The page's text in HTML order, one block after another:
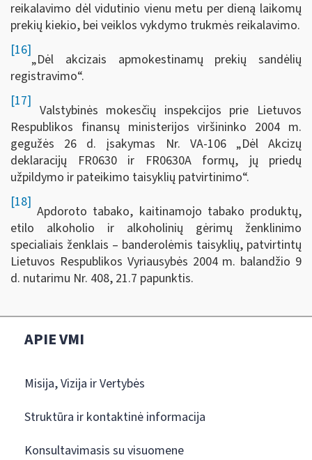
reikalavimo dėl vidutinio vienu metu per dieną laikomų
prekių kiekio, bei veiklos vykdymo trukmės reikalavimo.
[16]
„Dėl akcizais apmokestinamų prekių sandėlių
registravimo“.
[17]
Valstybinės mokesčių inspekcijos prie Lietuvos
Respublikos finansų ministerijos viršininko 2004 m.
gegužės 26 d. įsakymas Nr. VA-106 „Dėl Akcizų
deklaracijų FR0630 ir FR0630A formų, jų priedų
užpildymo ir pateikimo taisyklių patvirtinimo“.
[18]
Apdoroto tabako, kaitinamojo tabako produktų,
etilo alkoholio ir alkoholinių gėrimų ženklinimo
specialiais ženklais – banderolėmis taisyklių, patvirtintų
Lietuvos Respublikos Vyriausybės 2004 m. balandžio 9
d. nutarimu Nr. 408, 21.7 papunktis.
APIE VMI
Misija, Vizija ir Vertybės
Struktūra ir kontaktinė informacija
Konsultavimasis su visuomene